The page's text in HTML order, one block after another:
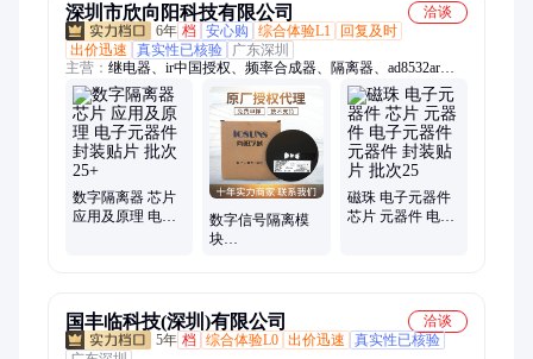
深圳市欣向阳科技有限公司
洽谈
6年 档 安心购 综合体验L1
回复及时
出价迅速
真实性已核验
广东深圳
主营： 继电器、ir中国授权、频率合成器、隔离器、ad8532ar放
大器、ad828arz放大器、ad829jrz放大器、ad818arz放大器、
ad8031arz放大器、ad8058arz放大器、ad8532arz放大器、
ad8001arz放大器、ad8307arz放大器、ad8651armz放大器、
ad8099ardz放大器、ad8534aruz放大器、ad706jr通用运放、
op42gsz精密运放、op90gpz通用运放、ad8417brmz放大器、
op07csz精密运放、ad712jrz精密运放、hmc326ms8ge放大器、
op490gsz通用运放、op162gsz精密运放、ad848jrz通用运放
数字隔离器 芯片
应用及原理 电子
数字信号隔离模
块
IC
磁珠 电子元器件
芯片 元器件 电子
国丰临科技(深圳)有限公司
洽谈
5年 档 综合体验L0 出价迅速
真实性已核验